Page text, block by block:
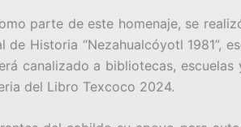
parte de este homenaje, se
Historia “Nezahualcóyotl 1981”,
canalizado a bibliotecas, escuelas
del Libro Texcoco 2024.